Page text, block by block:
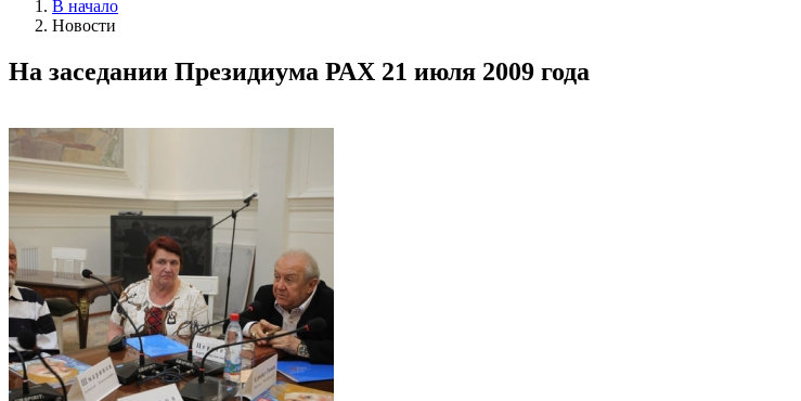
В начало
Новости
На заседании Президиума РАХ 21 июля 2009 года